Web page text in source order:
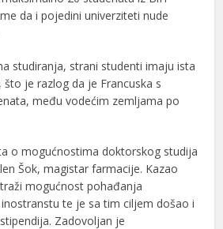
da i pojedini univerziteti nude
studiranja, strani studenti imaju ista
je razlog da je Francuska s
među vodećim zemljama po
o mogućnostima doktorskog studija
Šok, magistar farmacije. Kazao
mogućnost pohađanja
te je sa tim ciljem došao i
Zadovoljan je